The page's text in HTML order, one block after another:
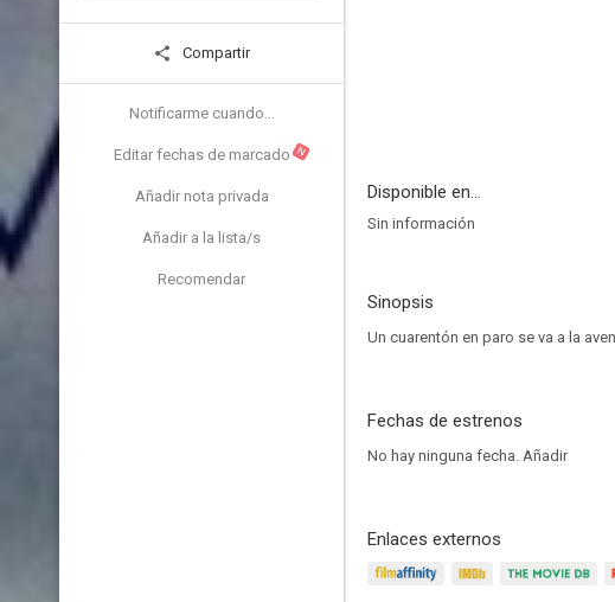
Compartir
Notificarme cuando...
Editar fechas de marcado N
Añadir nota privada
Añadir a la lista/s
Recomendar
Disponible en...
Sin información
Sinopsis
Un cuarentón en paro se va a la
Fechas de estrenos
No hay ninguna fecha. Añadir
Enlaces externos